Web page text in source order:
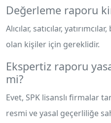
Değerleme raporu
Alıcılar, satıcılar,
olan kişiler için gereklidir.
Ekspertiz raporu
mi?
Evet, SPK lisanslı firmalar
resmi ve yasal geçerliliğe